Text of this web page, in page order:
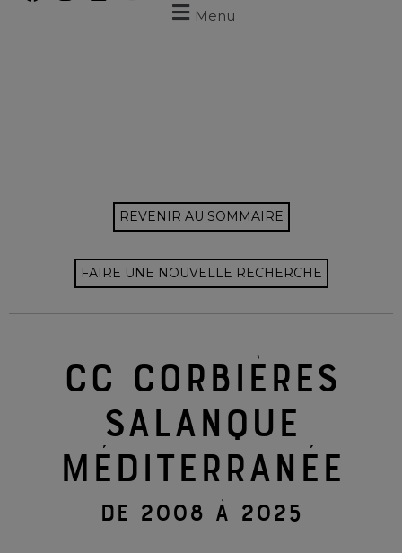
Menu
REVENIR AU SOMMAIRE
FAIRE UNE NOUVELLE RECHERCHE
CC CORBIÈRES
SALANQUE
MÉDITERRANÉE
DE 2008 À 2025